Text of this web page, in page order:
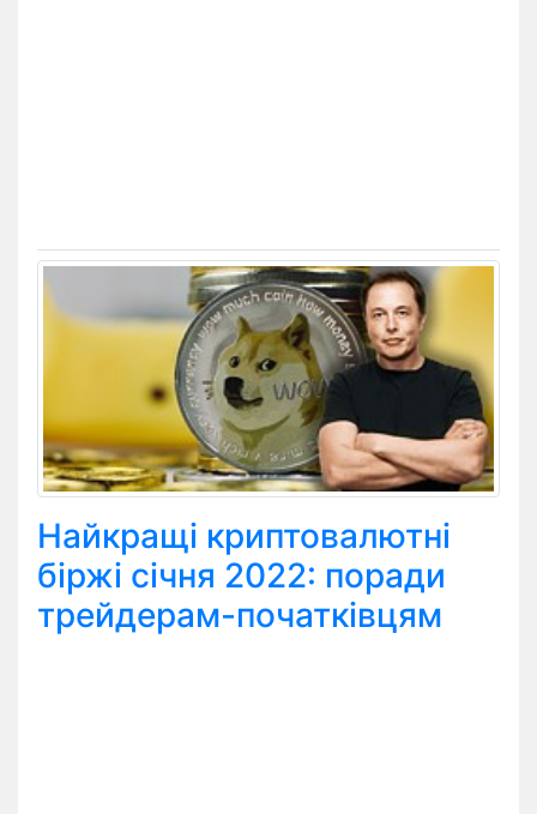
Найкращі криптовалютні
біржі січня 2022: поради
трейдерам-початківцям